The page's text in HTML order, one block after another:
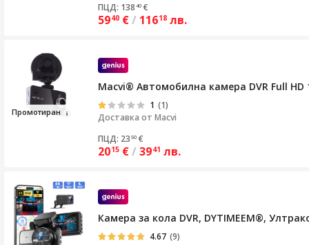
ПЦД: 138 40 €
5940 €/ 11618 лв.
Промотиран
Macvi® Автомобилна камера DVR Full
1 (1)
Доставка от Macvi
ПЦД: 23 50 €
2015 €/ 3941 лв.
Камера за кола DVR, DYTIMEEM®,
4.67 (9)